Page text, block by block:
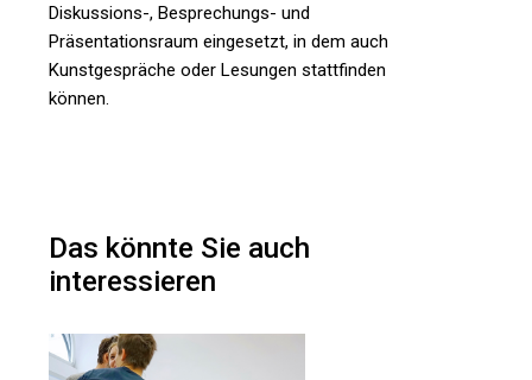
Diskussions-, Besprechungs- und
Präsentationsraum eingesetzt, in dem auch
Kunstgespräche oder Lesungen stattfinden
können.
Das könnte Sie auch
interessieren